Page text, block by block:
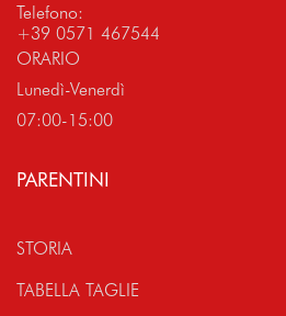
Telefono:
+39 0571 467544
ORARIO
Lunedì-Venerdì
07:00-15:00
PARENTINI
STORIA
TABELLA TAGLIE